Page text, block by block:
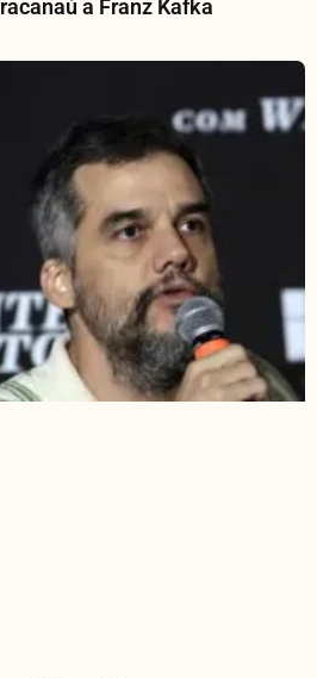
a Franz Kafka